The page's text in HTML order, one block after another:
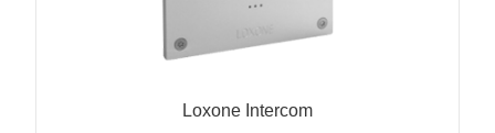
Loxone Intercom